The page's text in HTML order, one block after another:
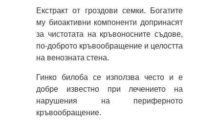
Екстракт от гроздови семки. Богатите
му биоактивни компоненти допринасят
за чистотата на кръвоносните съдове,
по-доброто кръвообращение и целостта
на венозната стена.
Гинко билоба се използва често и е
добре известно при лечението на
нарушения на периферното
кръвообращение.